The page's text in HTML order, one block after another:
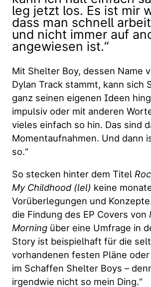
leg jetzt los. Es ist mir
dass man schnell
und nicht immer auf
angewiesen ist.“
Mit Shelter Boy, dessen Name
Dylan Track stammt, kann sich
ganz seinen eigenen Ideen
impulsiv oder mit anderen
vieles einfach so hin. Das sind
Momentaufnahmen. Und dann
so.“
So stecken hinter dem Titel
My Childhood (lel) keine
Vorüberlegungen und
die Findung des EP Covers von
Morning über eine Umfrage in
Story ist beispielhaft für die
vorhandenen festen Pläne
im Schaffen Shelter Boys –
irgendwie nicht so mein Ding.“